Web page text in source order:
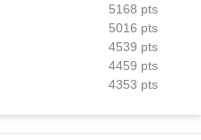
5168 pts
5016 pts
4539 pts
4459 pts
4353 pts